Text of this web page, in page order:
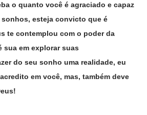
o quanto você é agraciado e capaz
sonhos, esteja convicto que é
te contemplou com o poder da
sua em explorar suas
do seu sonho uma realidade, eu
em você, mas, também deve